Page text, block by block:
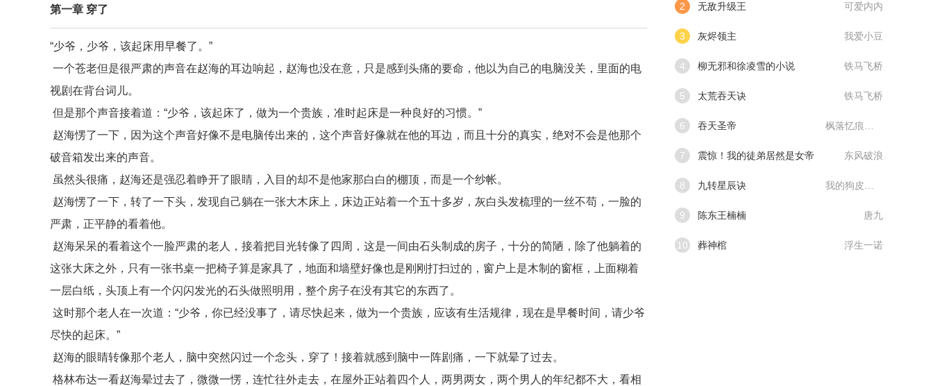
第一章 穿了
“少爷，少爷，该起床用早餐了。”
一个苍老但是很严肃的声音在赵海的耳边响起，赵海也没在意，只是感到头痛的要命，他以为自己的电脑没关，里面的电
视剧在背台词儿。
但是那个声音接着道：“少爷，该起床了，做为一个贵族，准时起床是一种良好的习惯。”
赵海愣了一下，因为这个声音好像不是电脑传出来的，这个声音好像就在他的耳边，而且十分的真实，绝对不会是他那个
破音箱发出来的声音。
虽然头很痛，赵海还是强忍着睁开了眼睛，入目的却不是他家那白白的棚顶，而是一个纱帐。
赵海愣了一下，转了一下头，发现自己躺在一张大木床上，床边正站着一个五十多岁，灰白头发梳理的一丝不苟，一脸的
严肃，正平静的看着他。
赵海呆呆的看着这个一脸严肃的老人，接着把目光转像了四周，这是一间由石头制成的房子，十分的简陋，除了他躺着的
这张大床之外，只有一张书桌一把椅子算是家具了，地面和墙壁好像也是刚刚打扫过的，窗户上是木制的窗框，上面糊着
一层白纸，头顶上有一个闪闪发光的石头做照明用，整个房子在没有其它的东西了。
这时那个老人在一次道：“少爷，你已经没事了，请尽快起来，做为一个贵族，应该有生活规律，现在是早餐时间，请少爷
尽快的起床。”
赵海的眼睛转像那个老人，脑中突然闪过一个念头，穿了！接着就感到脑中一阵剧痛，一下就晕了过去。
格林布达一看赵海晕过去了，微微一愣，连忙往外走去，在屋外正站着四个人，两男两女，两个男人的年纪都不大，看相
2 无敌升级王 可爱内内
3 灰烬领主 我爱小豆
4 柳无邪和徐凌雪的小说 铁马飞桥
5 太荒吞天诀 铁马飞桥
6 吞天圣帝
7 震惊！我的徒弟居然是女帝 东风破浪
8 九转星辰诀
9 陈东王楠楠 唐九
10 葬神棺 浮生一诺